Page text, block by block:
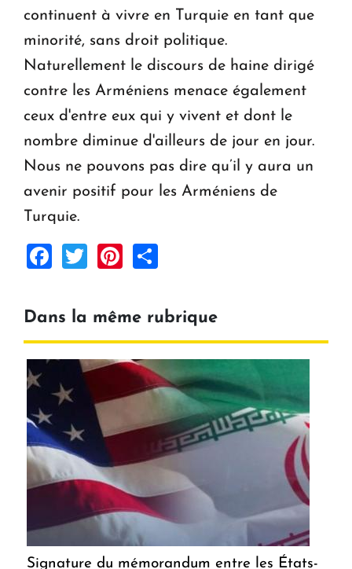
continuent à vivre en Turquie en tant que
minorité, sans droit politique.
Naturellement le discours de haine dirigé
contre les Arméniens menace également
ceux d'entre eux qui y vivent et dont le
nombre diminue d'ailleurs de jour en jour.
Nous ne pouvons pas dire qu’il y aura un
avenir positif pour les Arméniens de
Turquie.
Facebook
TwitterPinterest
Dans la même rubrique
Signature du mémorandum entre les États-